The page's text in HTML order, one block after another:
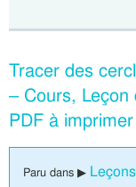
Tracer des
– Cours,
PDF à imprimer
Paru dans ▶